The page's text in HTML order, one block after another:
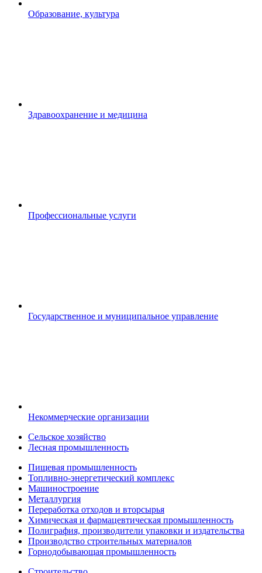
Образование, культура
Здравоохранение и медицина
Профессиональные услуги
Государственное и муниципальное управление
Некоммерческие организации
Сельское хозяйство
Лесная промышленность
Пищевая промышленность
Топливно-энергетический комплекс
Машиностроение
Металлургия
Переработка отходов и вторсырья
Химическая и фармацевтическая промышленность
Полиграфия, производители упаковки и издательства
Производство строительных материалов
Горнодобывающая промышленность